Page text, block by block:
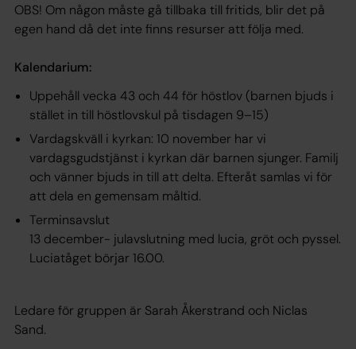
OBS! Om någon måste gå tillbaka till fritids, blir det på
egen hand då det inte finns resurser att följa med.
Kalendarium:
Uppehåll vecka 43 och 44 för höstlov (barnen bjuds i
stället in till höstlovskul på tisdagen 9–15)
Vardagskväll i kyrkan: 10 november har vi
vardagsgudstjänst i kyrkan där barnen sjunger. Familj
och vänner bjuds in till att delta. Efteråt samlas vi för
att dela en gemensam måltid.
Terminsavslut
13 december- julavslutning med lucia, gröt och pyssel.
Luciatåget börjar 16.00.
Ledare för gruppen är Sarah Åkerstrand och Niclas
Sand.